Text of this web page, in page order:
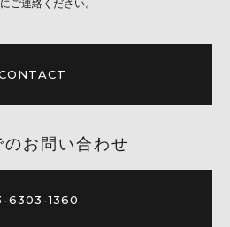
ご連絡ください。
のお問い合わせ
6303-1360